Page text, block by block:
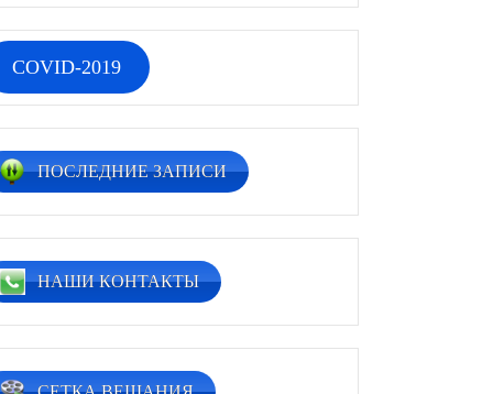
COVID-2019
ПОСЛЕДНИЕ ЗАПИСИ
НАШИ КОНТАКТЫ